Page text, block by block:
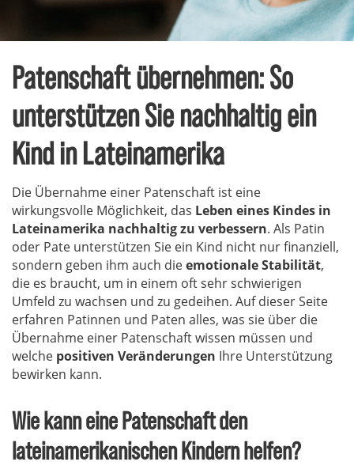
Patenschaft übernehmen: So
unterstützen Sie nachhaltig ein
Kind in Lateinamerika
Die Übernahme einer Patenschaft ist eine
wirkungsvolle Möglichkeit, das Leben eines Kindes in
Lateinamerika nachhaltig zu verbessern. Als Patin
oder Pate unterstützen Sie ein Kind nicht nur finanziell,
sondern geben ihm auch dieemotionale Stabilität,
die es braucht, um in einem oft sehr schwierigen
Umfeld zu wachsen und zu gedeihen. Auf dieser Seite
erfahren Patinnen und Paten alles, was sie über die
Übernahme einer Patenschaft wissen müssen und
welche positiven Veränderungen Ihre Unterstützung
bewirken kann.
Wie kann eine Patenschaft den
lateinamerikanischen Kindern helfen?